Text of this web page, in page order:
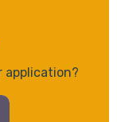
application?